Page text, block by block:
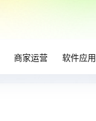
商家运营 软件应用